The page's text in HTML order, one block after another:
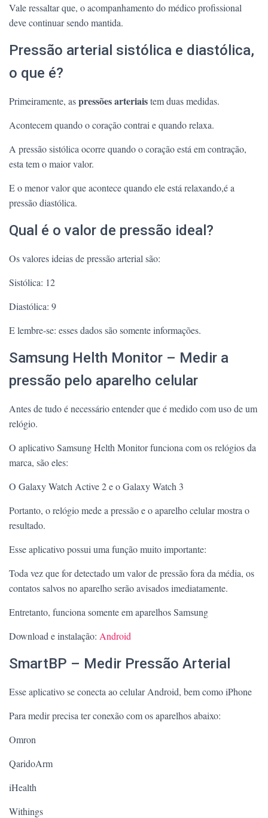
Vale ressaltar que, o acompanhamento do médico profissional
deve continuar sendo mantida.
Pressão arterial sistólica e diastólica,
o que é?
Primeiramente, aspressões arteriaistem duas medidas.
Acontecem quando o coração contrai e quando relaxa.
A pressão sistólica ocorre quando o coração está em contração,
esta tem o maior valor.
E o menor valor que acontece quando ele está relaxando,é a
pressão diastólica.
Qual é o valor de pressão ideal?
Os valores ideias de pressão arterial são:
Sistólica: 12
Diastólica: 9
E lembre-se: esses dados são somente informações.
Samsung Helth Monitor – Medir a
pressão pelo aparelho celular
Antes de tudo é necessário entender que é medido com uso de um
relógio.
O aplicativo Samsung Helth Monitor funciona com os relógios da
marca, são eles:
O Galaxy Watch Active 2 e o Galaxy Watch 3
Portanto, o relógio mede a pressão e o aparelho celular mostra o
resultado.
Esse aplicativo possui uma função muito importante:
Toda vez que for detectado um valor de pressão fora da média, os
contatos salvos no aparelho serão avisados imediatamente.
Entretanto, funciona somente em aparelhos Samsung
Download e instalação: Android
SmartBP – Medir Pressão Arterial
Esse aplicativo se conecta ao celular Android, bem como iPhone
Para medir precisa ter conexão com os aparelhos abaixo:
Omron
QaridoArm
iHealth
Withings